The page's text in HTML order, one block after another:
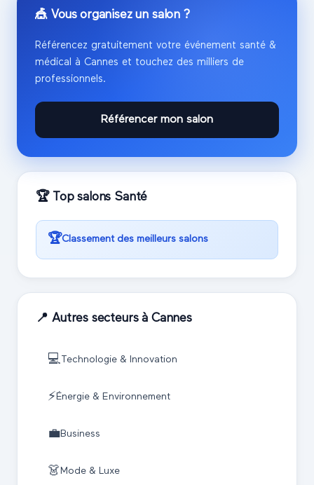
🎪 Vous organisez un salon ?
Référencez gratuitement votre événementsanté &
médical
àCannes et touchez des milliers de
professionnels.
Référencer mon salon
🏆 Top salons Santé
🏆Classement des meilleurs salons
📍 Autres secteurs à Cannes
💻 Technologie & Innovation
⚡ Énergie & Environnement
💼Business
👗 Mode & Luxe